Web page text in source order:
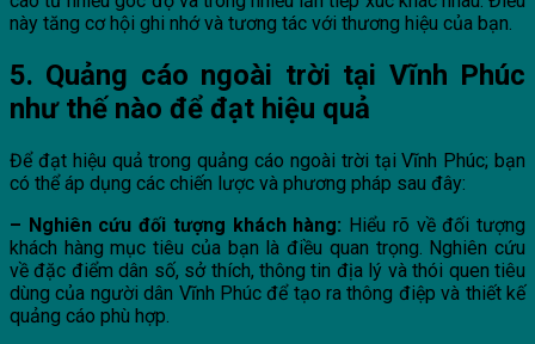
này tăng cơ hội ghi nhớ và tương tác với thương hiệu của bạn.
5. Quảng cáo ngoài trời tại Vĩnh Phúc
như thế nào để đạt hiệu quả
Để đạt hiệu quả trong quảng cáo ngoài trời tại Vĩnh Phúc; bạn
có thể áp dụng các chiến lược và phương pháp sau đây:
– Nghiên cứu đối tượng khách hàng: Hiểu rõ về đối tượng
khách hàng mục tiêu của bạn là điều quan trọng. Nghiên cứu
về đặc điểm dân số, sở thích, thông tin địa lý và thói quen tiêu
dùng của người dân Vĩnh Phúc để tạo ra thông điệp và thiết kế
quảng cáo phù hợp.